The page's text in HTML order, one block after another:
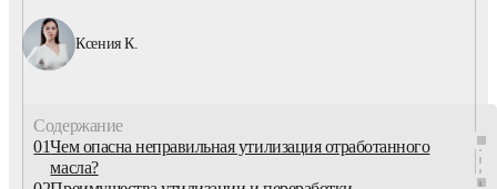
Ксения К.
Содержание
01Чем опасна неправильная утилизация отработанного
масла?